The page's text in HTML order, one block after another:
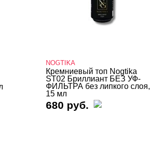
NOGTIKA
Кремниевый топ Nogtika
ST02 Бриллиант БЕЗ УФ-
ФИЛЬТРА без липкого слоя,
15 мл
680 руб.